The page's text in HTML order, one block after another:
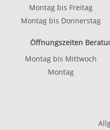
Montag bis Freitag
Montag bis Donnerstag
Öffnungszeiten
Montag bis Mittwoch
Montag